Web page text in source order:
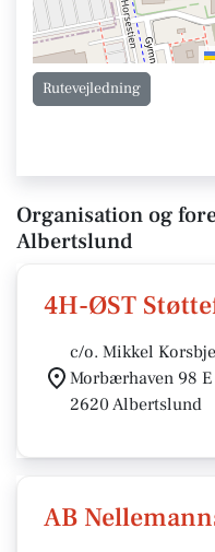
Rutevejledning
Organisation og
Albertslund
4H-ØST
c/o. Mikkel
Morbærhaven 98 E
2620 Albertslund
AB